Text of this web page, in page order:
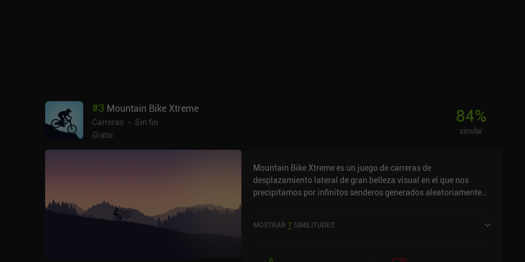
#3 Mountain Bike Xtreme
Carreras
Sin fin
Gratis
84%
similar
Mountain Bike Xtreme es un juego de carreras de
desplazamiento lateral de gran belleza visual en el que nos
precipitamos por infinitos senderos generados aleatoriamente
Mountain Bike Xtreme no hay niveles ni sistemas de puntuación
MOSTRAR 7 SIMILITUDES